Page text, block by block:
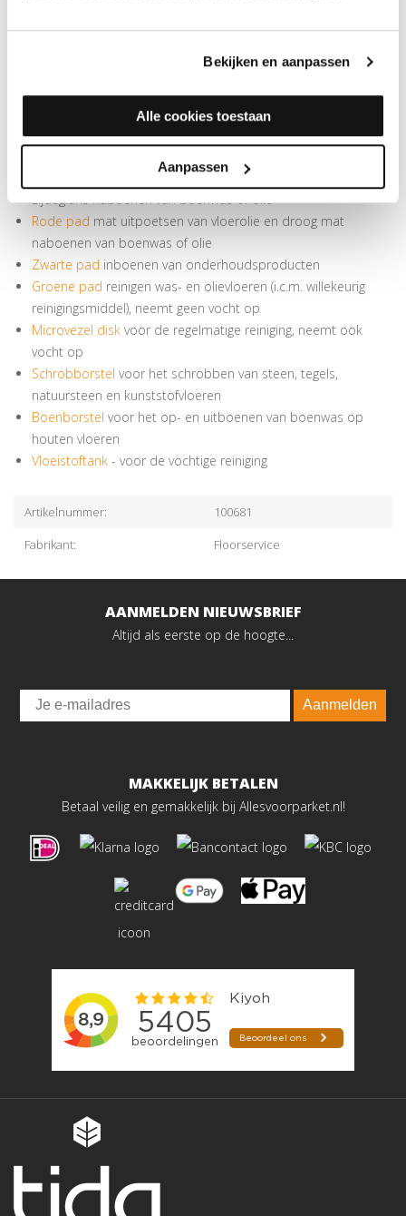
Bekijken en aanpassen
Alle cookies toestaan
Aanpassen
Ook een losse aandrijfplaat te koop
Witte pad- glanzend uitpoetsen van vloerolie en droog
zijdeglans uitpoetsen van vloerolie en droog
zijdeglans naboenen van boenwas of olie
Rode pad mat uitpoetsen van vloerolie en droog mat
naboenen van boenwas of olie
Zwarte pad inboenen van onderhoudsproducten
Groene pad reinigen was- en olievloeren (i.c.m. willekeurig
reinigingsmiddel), neemt geen vocht op
Microvezel disk voor de regelmatige reiniging, neemt ook
vocht op
Schrobborstel voor het schrobben van steen, tegels,
natuursteen en kunststofvloeren
Boenborstel voor het op- en uitboenen van boenwas op
houten vloeren
Vloeistoftank - voor de vochtige reiniging
Artikelnummer:
100681
Fabrikant:
Floorservice
AANMELDEN NIEUWSBRIEF
Altijd als eerste op de hoogte...
Email
Aanmelden
MAKKELIJK BETALEN
Betaal veilig en gemakkelijk bij Allesvoorparket.nl!